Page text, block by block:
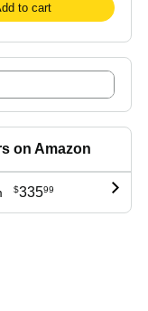
to cart
on Amazon
$33599